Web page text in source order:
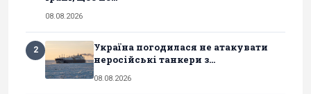
08.08.2026
2
Україна погодилася не атакувати
неросійські танкери з...
08.08.2026